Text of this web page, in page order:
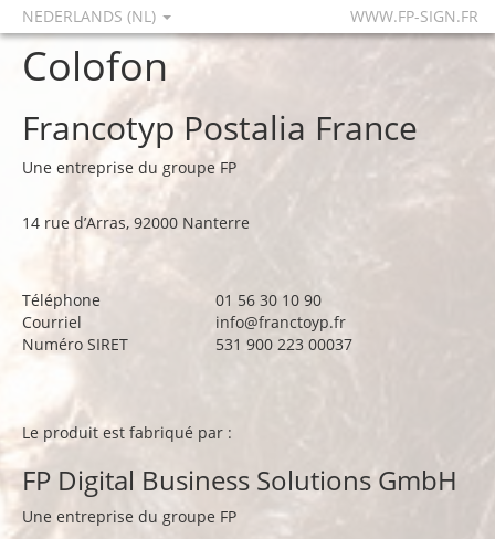
NEDERLANDS (NL) WWW.FP-SIGN.FR
Colofon
Francotyp Postalia France
Une entreprise du groupe FP
14 rue d’Arras, 92000 Nanterre
Téléphone
01 56 30 10 90
Courriel
info@franctoyp.fr
Numéro SIRET
531 900 223 00037
Le produit est fabriqué par :
FP Digital Business Solutions GmbH
Une entreprise du groupe FP